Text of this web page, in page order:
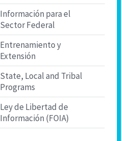
Información para el
Sector Federal
Entrenamiento y
Extensión
State, Local and Tribal
Programs
Ley de Libertad de
Información (FOIA)